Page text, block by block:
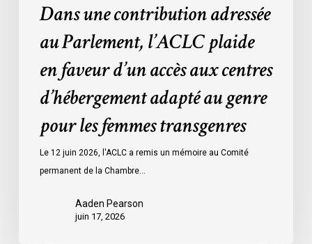
d’hébergement
genre
femmes
transgenres
Dans une contribution adressée
au Parlement, l’ACLC plaide
en faveur d’un accès aux centres
d’hébergement adapté au genre
pour les femmes transgenres
Le 12 juin 2026, l'ACLC a remis un mémoire au Comité
permanent de la Chambre…
Aaden Pearson
juin 17, 2026